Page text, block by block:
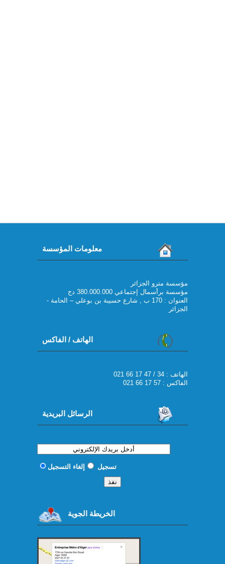
معلومات المؤسسة
مؤسسة مترو الجزائر
مؤسسة برأسمال إجتماعي 380.000.000 دج
العنوان : 170 ب , شارع حسيبة بن بوعلي – الحامة -
الجزائر
الهاتف / الفاكس
021 66 17 47 / 34 : الهاتف
الفاكس : 57 17 66 021
الرسائل البريدية
تسجيل إلغاء التسجيل
الخريطة الجوية